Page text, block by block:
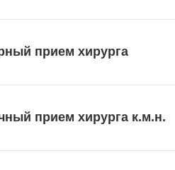
прием хирурга
прием хирурга к.м.н.